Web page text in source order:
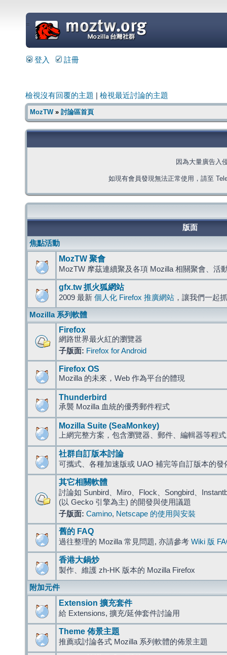
=
登入 註冊
檢視沒有回覆的主題 檢視最近討論的主題
MozTW» 討論區首頁
因為大量廣告入
如現有會員發現無法正常使用，請至
版面
焦點活動
MozTW 聚會
MozTW 摩茲連續聚及各項 Mozilla 相關聚會、活
gfx.tw 抓火狐網站
2009 最新 個人化 Firefox 推廣網站 ，讓我們一起
Mozilla 系列軟體
Firefox
網路世界最火紅的瀏覽器
子版面: Firefox for Android
Firefox OS
Mozilla 的未來，Web 作為平台的體現
Thunderbird
承襲 Mozilla 血統的優秀郵件程式
Mozilla Suite (SeaMonkey)
上網完整方案，包含瀏覽器、郵件、編輯器等程
社群自訂版本討論
可攜式、各種加速版或 UAO 補完等自訂版本的發
其它相關軟體
討論如 Sunbird、Miro、Flock、Songbird、
(以 Gecko 引擎為主) 的開發與使用議題
子版面: Camino, Netscape 的使用與安裝
舊的 FAQ
過往整理的 Mozilla 常見問題, 亦請參考 Wiki 版
香港大鍋炒
製作、維護 zh-HK 版本的 Mozilla Firefox
附加元件
Extension 擴充套件
給 Extensions, 擴充/延伸套件討論用
Theme 佈景主題
推薦或討論各式 Mozilla 系列軟體的佈景主題